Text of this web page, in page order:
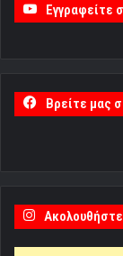
Εγγραφείτε
Βρείτε μας